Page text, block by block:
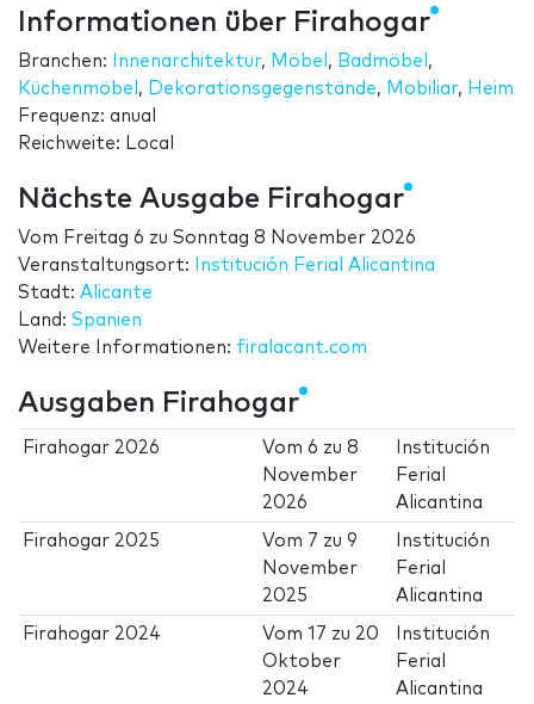
Informationen über Firahogar
Branchen: Innenarchitektur, Möbel , Badmöbel ,
Küchenmöbel , Dekorationsgegenstände, Mobiliar, Heim
Frequenz: anual
Reichweite: Local
Nächste Ausgabe Firahogar
Vom Freitag 6 zu Sonntag 8 November 2026
Veranstaltungsort:
Institución Ferial Alicantina
Stadt: Alicante
Land: Spanien
Weitere Informationen: firalacant.com
Ausgaben Firahogar
Firahogar 2026 Vom6 zu8
November
2026
Institución
Ferial
Alicantina
Firahogar 2025 Vom 7 zu9
November
2025
Institución
Ferial
Alicantina
Firahogar 2024 Vom17 zu 20
Oktober
2024
Institución
Ferial
Alicantina